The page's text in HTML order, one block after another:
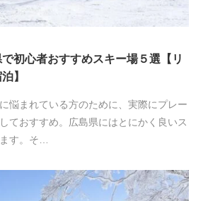
初心者おすすめスキー場５選【リ
】
悩まれている方のために、実際にプレー
ておすすめ。広島県にはとにかく良いス
す。そ…